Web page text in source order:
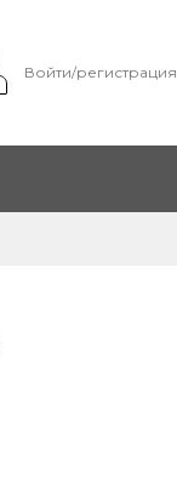
Войти/регистрация